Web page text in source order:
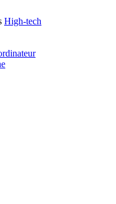
High-tech